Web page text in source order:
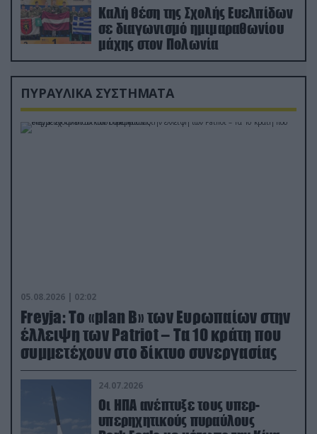
Καλή θέση της Σχολής Ευελπίδων
σε διαγωνισμό ημιμαραθωνίου
μάχης στον Πολωνία
ΠΥΡΑΥΛΙΚΑ ΣΥΣΤΗΜΑΤΑ
05.08.2026 | 02:02
Freyja: Το «plan Β» των Ευρωπαίων στην
έλλειψη των Patriot – Τα 10 κράτη που
συμμετέχουν στο δίκτυο συνεργασίας
24.07.2026
Οι ΗΠΑ ανέπτυξε τους υπερ-
υπερηχητικούς πυραύλους